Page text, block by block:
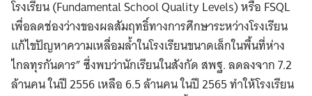
โรงเรียน (Fundamental School Quality Levels) หรือ FSQL
เพื่อลดช่องว่างของผลสัมฤทธิ์ทางการศึกษาระหว่างโรงเรียน
แก้ไขปัญหาความเหลื่อมล้ำในโรงเรียนขนาดเล็กในพื้นที่ห่าง
ไกลทุรกันดาร” ซึ่งพบว่านักเรียนในสังกัด สพฐ. ลดลงจาก 7.2
ล้านคน ในปี 2556 เหลือ 6.5 ล้านคน ในปี 2565 ทำให้โรงเรียน